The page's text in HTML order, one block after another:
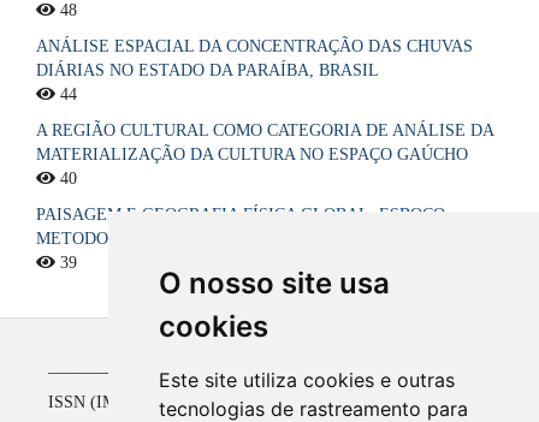
O nosso site usa
cookies
Este site utiliza cookies e outras
tecnologias de rastreamento para
48
ANÁLISE ESPACIAL DA CONCENTRAÇÃO DAS CHUVAS
DIÁRIAS NO ESTADO DA PARAÍBA, BRASIL
44
A REGIÃO CULTURAL COMO CATEGORIA DE ANÁLISE DA
MATERIALIZAÇÃO DA CULTURA NO ESPAÇO GAÚCHO
40
PAISAGEM E GEOGRAFIA FÍSICA GLOBAL. ESBOÇO
METODOLÓGICO
39
ISSN (IMPRESSO) 1516-4136 até 2008